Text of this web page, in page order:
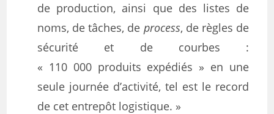
de production, ainsi que des listes de
noms, de tâches, de process, de règles de
sécurité et de courbes :
« 110 000 produits expédiés » en une
seule journée d’activité, tel est le record
de cet entrepôt logistique. »